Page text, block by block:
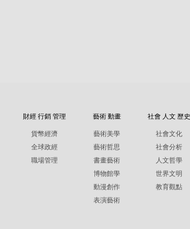
財經 行銷 管理
貨幣經濟
全球政經
職場管理
藝術 動畫
藝術美學
藝術哲思
書畫藝術
博物館學
動漫創作
表演藝術
社會 人文 歷史
社會文化
社會分析
人文哲學
世界文明
教育觀點